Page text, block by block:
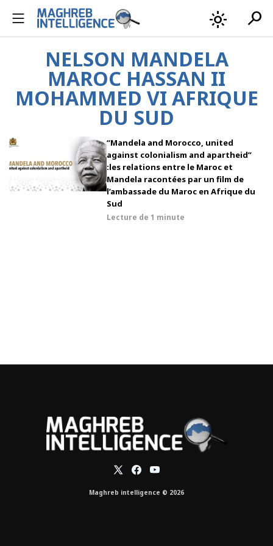
light_mode search
NELSON MANDELA
MAROC HASSAN II
MOHAMMED VI AFRIQUE
DU SUD
“Mandela and Morocco, united
against colonialism and apartheid”
:les relations entre le Maroc et
Mandela racontées par un film de
l’ambassade du Maroc en Afrique du
Sud
Lecture de 1 minute
Maghreb intelligence © 2026